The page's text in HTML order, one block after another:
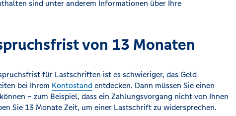
sind unter anderem Informationen über Ihre
von 13 Monaten
für Lastschriften ist es schwieriger, das Geld
bei Ihrem Kontostand entdecken. Dann müssen Sie einen
– zum Beispiel, dass ein Zahlungsvorgang nicht von Ihnen
Sie 13 Monate Zeit, um einer Lastschrift zu widersprechen.